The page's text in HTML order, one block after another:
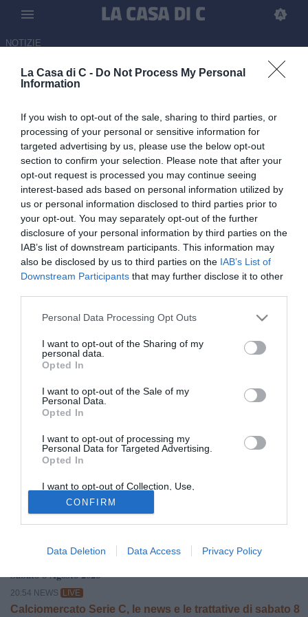
La Casa di C - Do Not Process My Personal
Information
If you wish to opt-out of the sale, sharing to third parties, or
processing of your personal or sensitive information for
targeted advertising by us, please use the below opt-out
section to confirm your selection. Please note that after your
opt-out request is processed you may continue seeing
interest-based ads based on personal information utilized by
us or personal information disclosed to third parties prior to
your opt-out. You may separately opt-out of the further
disclosure of your personal information by third parties on the
IAB’s list of downstream participants. This information may
also be disclosed by us to third parties on the IAB’s List of
Downstream Participants that may further disclose it to other
Personal Data Processing Opt Outs
I want to opt-out of the Sharing of my
personal data.
Opted In
I want to opt-out of the Sale of my
Personal Data.
Opted In
I want to opt-out of processing my
Personal Data for Targeted Advertising.
Opted In
I want to opt-out of Collection, Use,
Retention, Sale, and/or Sharing of my
Personal Data that Is Unrelated with the
Purposes for which it was collected.
Opted Out
CONFIRM
Data Deletion Data Access Privacy Policy
NOTIZIE
Pescara, tutto fatto per Insigne
07.07.2026 12:03 diCarmine Rossi
L'ex Napoli è pronto alla sua nuova avventura in maglia
blucerchiata: atteso mercoledì in città.
Lorenzo Sampdoria. Tutto fatto per il
trasferimento dell'ex Napoli che dunque lascia ilPescara
ma non la Serie B, nonostante la retrocessione dell'ultima
stagione in maglia abruzzese.
Il giocatore è atteso in città nella giornata di
raggiungimento del 50% delle presenze.
Sabato 8 Agosto 2026
20:54 NEWS LIVE
Calciomercato Serie C, le news e le trattative di sabato 8